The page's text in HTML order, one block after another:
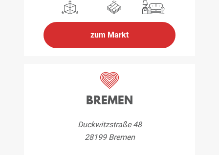
zum Markt
BREMEN
Duckwitzstraße 48
28199 Bremen